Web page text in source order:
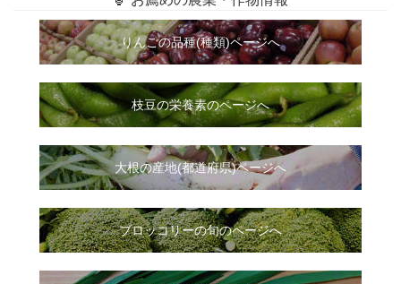
りんごの品種(種類)ページへ
枝豆の栄養素のページへ
大根の産地(都道府県)ページへ
ブロッコリーの旬のページへ